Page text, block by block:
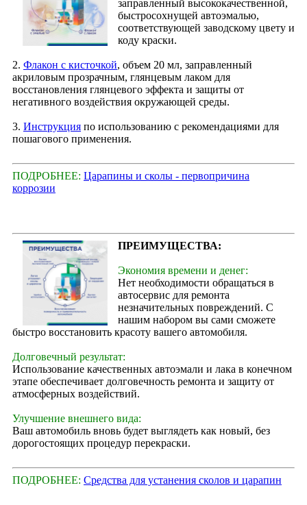
заправленный высококачественной,
быстросохнущей автоэмалью,
соответствующей заводскому цвету и
коду краски.
2. Флакон с кисточкой, объем 20 мл, заправленный
акриловым прозрачным, глянцевым лаком для
восстановления глянцевого эффекта и защиты от
негативного воздействия окружающей среды.
3. Инструкция по использованию с рекомендациями для
пошагового применения.
ПОДРОБНЕЕ: Царапины и сколы - первопричина
коррозии
ПРЕИМУЩЕСТВА:
Экономия времени и денег:
Нет необходимости обращаться в
автосервис для ремонта
незначительных повреждений. С
нашим набором вы сами сможете
быстро восстановить красоту вашего автомобиля.
Долговечный результат:
Использование качественных автоэмали и лака в конечном
этапе обеспечивает долговечность ремонта и защиту от
атмосферных воздействий.
Улучшение внешнего вида:
Ваш автомобиль вновь будет выглядеть как новый, без
дорогостоящих процедур перекраски.
ПОДРОБНЕЕ: Средства для устанения сколов и царапин